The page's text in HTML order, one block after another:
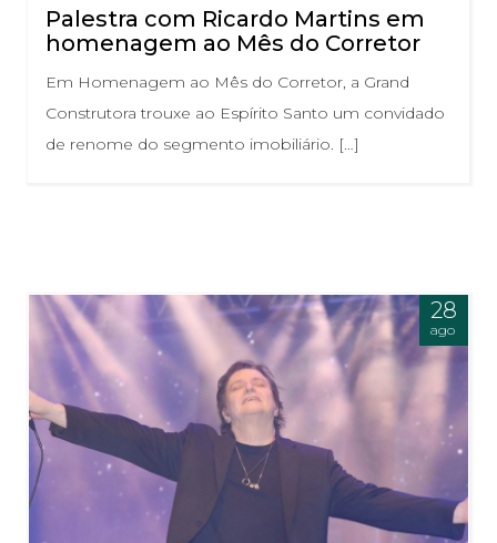
Palestra com Ricardo Martins em
homenagem ao Mês do Corretor
Em Homenagem ao Mês do Corretor, a Grand
Construtora trouxe ao Espírito Santo um convidado
de renome do segmento imobiliário. […]
28
ago